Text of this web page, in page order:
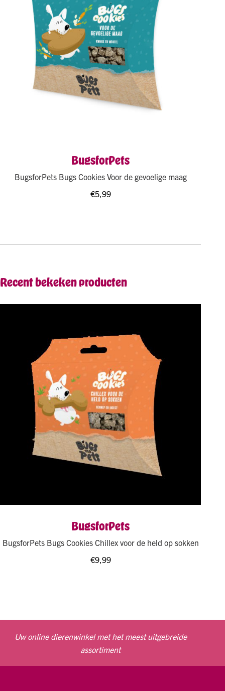
BugsforPets
BugsforPets Bugs Cookies Voor de gevoelige maag
€5,99
Recent bekeken producten
BugsforPets
BugsforPets Bugs Cookies Chillex voor de held op sokken
€9,99
Uw online dierenwinkel met het meest uitgebreide
assortiment